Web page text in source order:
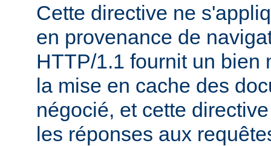
Cette directive ne
en provenance de
HTTP/1.1 fournit un bien
la mise en cache des
négocié, et cette
les réponses aux